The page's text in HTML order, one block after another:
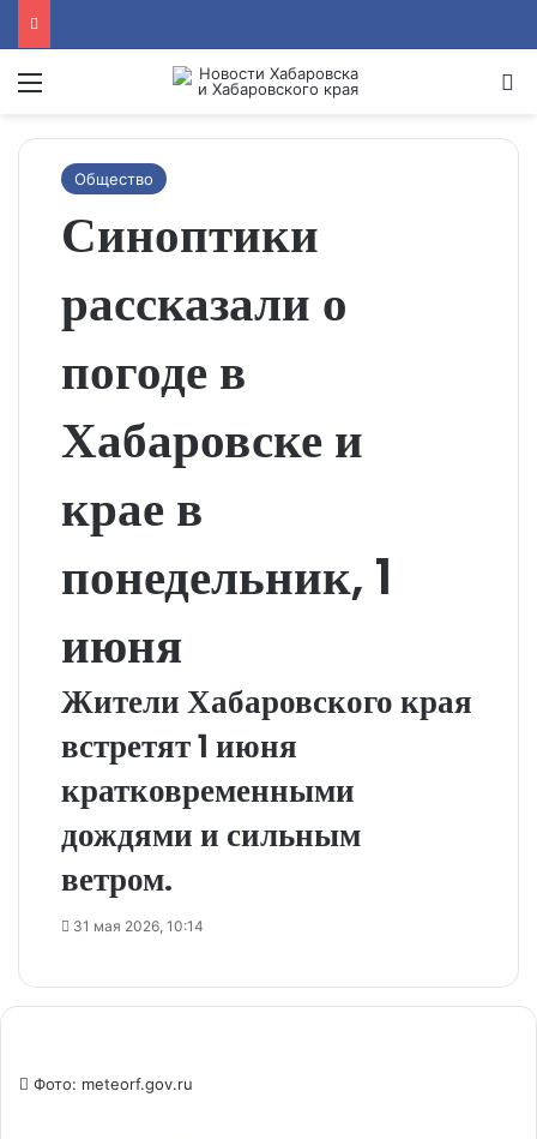
Menu
Общество
Синоптики
рассказали о
погоде в
Хабаровске и
крае в
понедельник, 1
июня
Жители Хабаровского края
встретят 1 июня
кратковременными
дождями и сильным
ветром.
31 мая 2026, 10:14
Фото: meteorf.gov.ru